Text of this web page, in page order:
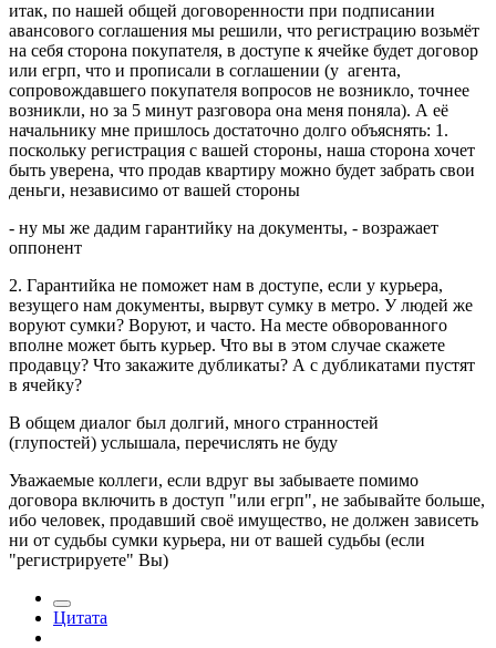
итак, по нашей общей договоренности при подписании
авансового соглашения мы решили, что регистрацию возьмёт
на себя сторона покупателя, в доступе к ячейке будет договор
или егрп, что и прописали в соглашении (у агента,
сопровождавшего покупателя вопросов не возникло, точнее
возникли, но за 5 минут разговора она меня поняла). А её
начальнику мне пришлось достаточно долго объяснять: 1.
поскольку регистрация с вашей стороны, наша сторона хочет
быть уверена, что продав квартиру можно будет забрать свои
деньги, независимо от вашей стороны
- ну мы же дадим гарантийку на документы, - возражает
оппонент
2. Гарантийка не поможет нам в доступе, если у курьера,
везущего нам документы, вырвут сумку в метро. У людей же
воруют сумки? Воруют, и часто. На месте обворованного
вполне может быть курьер. Что вы в этом случае скажете
продавцу? Что закажите дубликаты? А с дубликатами пустят
в ячейку?
В общем диалог был долгий, много странностей
(глупостей) услышала, перечислять не буду
Уважаемые коллеги, если вдруг вы забываете помимо
договора включить в доступ "или егрп", не забывайте больше,
ибо человек, продавший своё имущество, не должен зависеть
ни от судьбы сумки курьера, ни от вашей судьбы (если
"регистрируете" Вы)
Цитата